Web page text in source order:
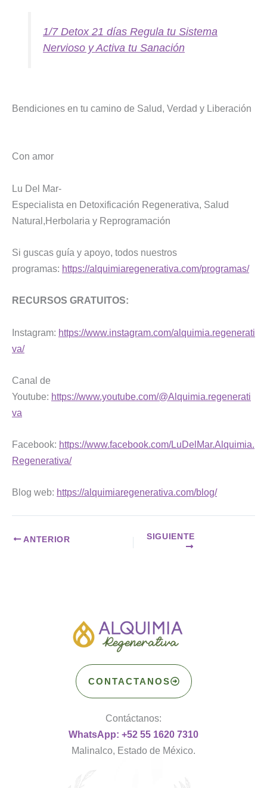
1/7 Detox 21 días Regula tu Sistema
Nervioso y Activa tu Sanación
Bendiciones en tu camino de Salud, Verdad y Liberación
Con amor
Lu Del Mar-
Especialista en Detoxificación Regenerativa, Salud
Natural,Herbolaria y Reprogramación
Si guscas guía y apoyo, todos nuestros
programas: https://alquimiaregenerativa.com/programas/
RECURSOS GRATUITOS:
Instagram: https://www.instagram.com/alquimia.regenerati
va/
Canal de
Youtube: https://www.youtube.com/@Alquimia.regenerati
va
Facebook: https://www.facebook.com/LuDelMar.Alquimia.
Regenerativa/
Blog web: https://alquimiaregenerativa.com/blog/
ANTERIOR SIGUIENTE
CONTACTANOS
Contáctanos:
WhatsApp: +52 55 1620 7310
Malinalco, Estado de México.